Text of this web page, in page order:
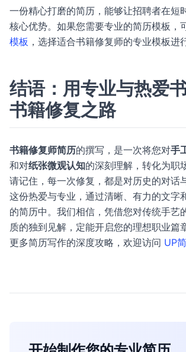
一份精心打磨的简历，能够让招聘者在短
核心优势。如果您需要专业的简历模板，
模板 ，选择适合书籍修复师的专业模板进
结语：用专业与热爱
书籍修复之路
书籍修复师简历的撰写，是一次将您对手
和对纸张微观认知的深刻理解，转化为职
请记住，每一次修复，都是对历史的对话
这份热爱与专业，通过清晰、有力的文字
的简历中。我们相信，凭借您对传统手艺
质的独到见解，定能开启您的理想职业篇
更多简历写作的深度攻略，欢迎访问 UP